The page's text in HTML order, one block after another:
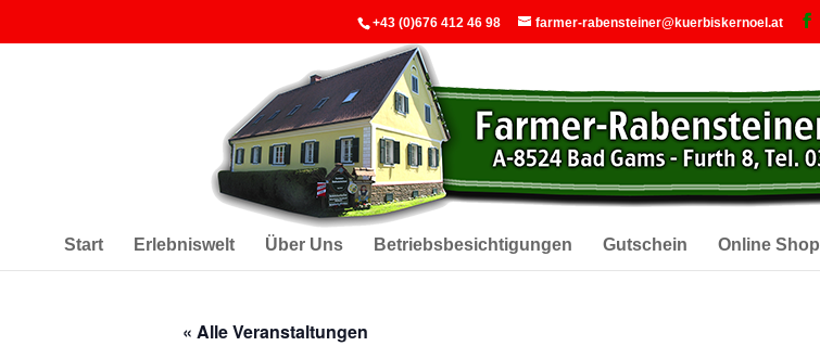
+43 (0)676 412 46 98 farmer-rabensteiner@kuerbiskernoel.at
Start Erlebniswelt Über Uns Betriebsbesichtigungen Gutschein Online Shop
« Alle Veranstaltungen